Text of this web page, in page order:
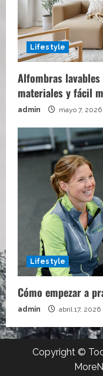
Lifestyle
Alfombras
materiales y fácil
admin mayo 7, 2026
Lifestyle
Cómo empezar a
admin abril 17, 2026
Copyright ©